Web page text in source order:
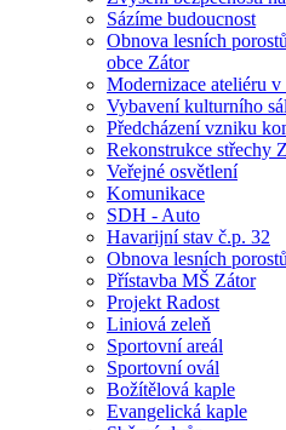
Sázíme budoucnost
Obnova lesních
obce Zátor
Modernizace ateliéru
Vybavení kulturního
Předcházení vzniku
Rekonstrukce střechy
Veřejné osvětlení
Komunikace
SDH - Auto
Havarijní stav č.p. 32
Obnova lesních porostů
Přístavba MŠ Zátor
Projekt Radost
Liniová zeleň
Sportovní areál
Sportovní ovál
Božítělová kaple
Evangelická kaple